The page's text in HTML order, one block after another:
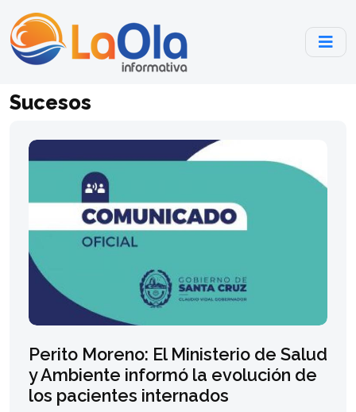
Sucesos
Perito Moreno: El Ministerio de Salud
y Ambiente informó la evolución de
los pacientes internados